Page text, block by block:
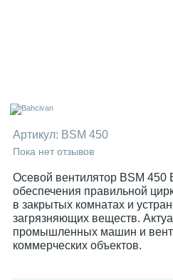
Артикул: BSM 450
Пока нет отзывов
Осевой вентилятор BSM 450
обеспечения правильной
в закрытых комнатах и
загрязняющих веществ.
промышленных машин и
коммерческих объектов.